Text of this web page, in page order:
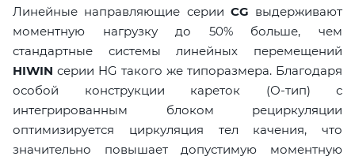
Линейные направляющие серии CG выдерживают
моментную нагрузку до 50% больше, чем
стандартные системы линейных перемещений
HIWIN серии HG такого же типоразмера. Благодаря
особой конструкции кареток (О-тип) с
интегрированным блоком рециркуляции
оптимизируется циркуляция тел качения, что
значительно повышает допустимую моментную